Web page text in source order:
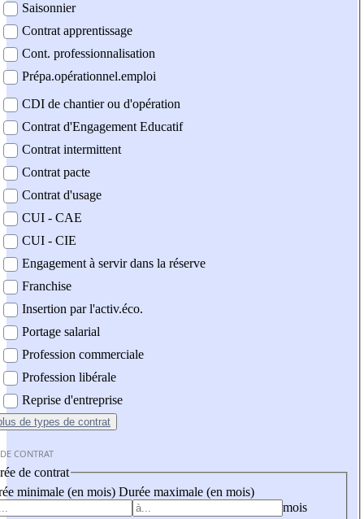
Saisonnier
Contrat apprentissage
Cont. professionnalisation
Prépa.opérationnel.emploi
CDI de chantier ou d'opération
Contrat d'Engagement Educatif
Contrat intermittent
Contrat pacte
Contrat d'usage
CUI - CAE
CUI - CIE
Engagement à servir dans la réserve
Franchise
Insertion par l'activ.éco.
Portage salarial
Profession commerciale
Profession libérale
Reprise d'entreprise
de types de contrat
CONTRAT
de contrat
minimale (en mois) Durée maximale (en mois)
mois